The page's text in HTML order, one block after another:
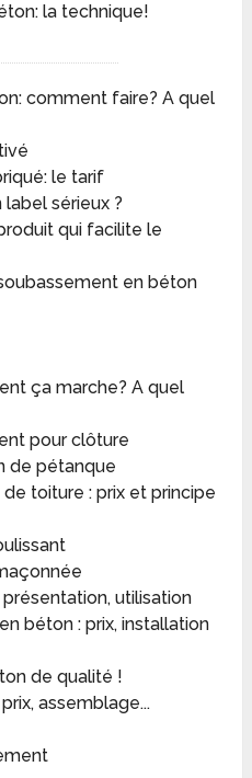
la technique!
comment faire? A quel
le tarif
label sérieux ?
qui facilite le
en béton
ça marche? A quel
pour clôture
de pétanque
toiture : prix et principe
utilisation
béton : prix, installation
de qualité !
assemblage...